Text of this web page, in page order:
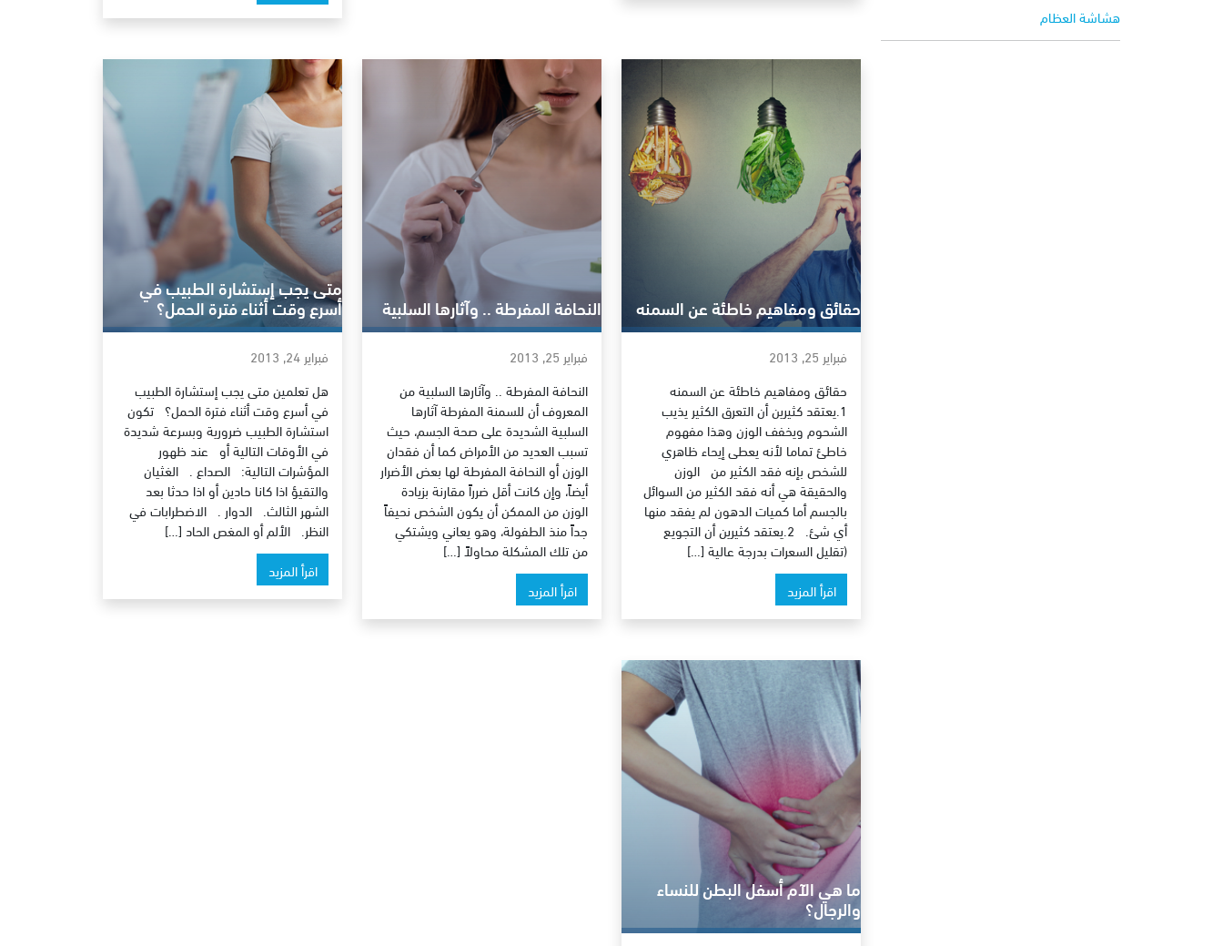
هشاشة العظام
حقائق ومفاهيم خاطئة عن السمنه
فبراير 25, 2013
حقائق ومفاهيم خاطئة عن السمنه
1.يعتقد كثيرين أن التعرق الكثير يذيب
الشحوم ويخفف الوزن وهذا مفهوم
خاطئ تماما لأنه يعطى إيحاء ظاهري
للشخص بإنه فقد الكثير من الوزن
والحقيقة هي أنه فقد الكثير من السوائل
بالجسم أما كميات الدهون لم يفقد منها
أي شئ. 2.يعتقد كثيرين أن التجويع
(تقليل السعرات بدرجة عالية […]
اقرأ المزيد
النحافة المفرطة .. وآثارها السلبية
فبراير 25, 2013
النحافة المفرطة .. وآثارها السلبية من
المعروف أن للسمنة المفرطة آثارها
السلبية الشديدة على صحة الجسم، حيث
تسبب العديد من الأمراض كما أن فقدان
الوزن أو النحافة المفرطة لها بعض الأضرار
أيضاً، وإن كانت أقل ضرراً مقارنة بزيادة
الوزن من الممكن أن يكون الشخص نحيفاً
جداً منذ الطفولة، وهو يعاني ويشتكي
من تلك المشكلة محاولاً […]
اقرأ المزيد
متى يجب إستشارة الطبيب في
أسرع وقت أثناء فترة الحمل؟
فبراير 24, 2013
هل تعلمين متى يجب إستشارة الطبيب
في أسرع وقت أثناء فترة الحمل؟ تكون
استشارة الطبيب ضرورية وبسرعة شديدة
في الأوقات التالية أو عند ظهور
المؤشرات التالية: الصداع . الغثيان
والتقيؤ اذا كانا حادين أو اذا حدثا بعد
الشهر الثالث. الدوار . الاضطرابات في
النظر. الألم أو المغص الحاد […]
اقرأ المزيد
ما هي الآم أسفل البطن للنساء
والرجال؟